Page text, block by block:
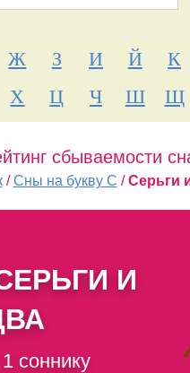
Ж З И Й К
Х Ц Ч Ш Щ
сбываемости
/Сны на букву С /Серьги
И
соннику